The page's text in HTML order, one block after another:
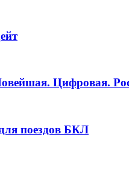
Цифровая.
поездов БКЛ